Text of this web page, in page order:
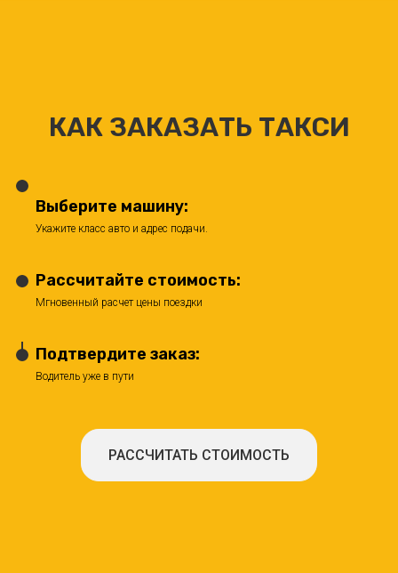
КАК ЗАКАЗАТЬ ТАКСИ
Выберите машину:
Укажите класс авто и адрес подачи.
Рассчитайте стоимость:
Мгновенный расчет цены поездки
Подтвердите заказ:
Водитель уже в пути
РАССЧИТАТЬ СТОИМОСТЬ